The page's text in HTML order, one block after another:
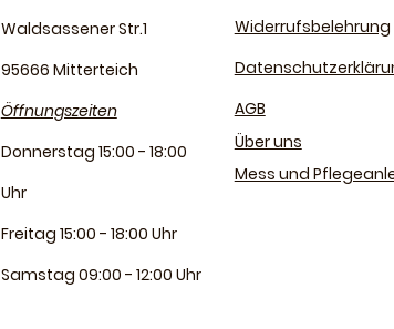
Waldsassener Str.1
95666 Mitterteich
Öffnungszeiten
Donnerstag 15:00 - 18:00
Uhr
Freitag 15:00 - 18:00 Uhr
Samstag 09:00 - 12:00 Uhr
Widerrufsbelehrung
AGB
Über uns
Mess und